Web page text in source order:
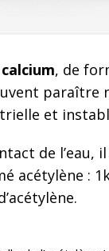
, de
paraître
et
de
acétylène :